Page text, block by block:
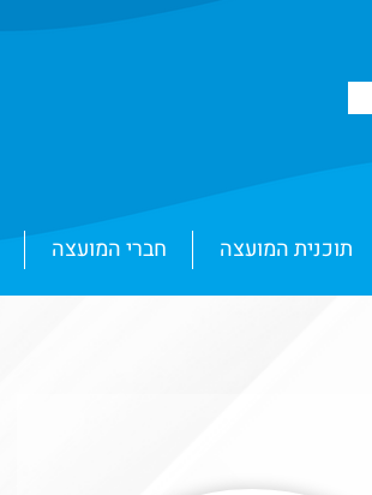
תוכנית המועצה חברי המועצה